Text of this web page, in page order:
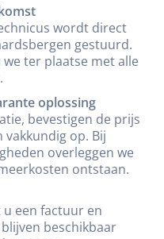
wordt direct
gestuurd.
ter plaatse met alle
oplossing
bevestigen de prijs
op. Bij
overleggen we
ontstaan.
een factuur en
beschikbaar